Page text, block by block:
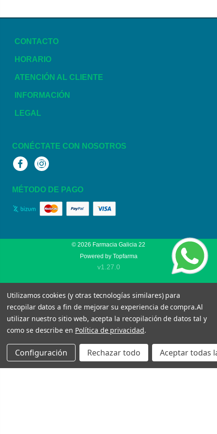
CONTACTO
HORARIO
ATENCIÓN AL CLIENTE
INFORMACIÓN
LEGAL
CONÉCTATE CON NOSOTROS
FacebookInstagram
MÉTODO DE PAGO
© 2026 Farmacia Galicia 22
Powered by Topfarma
v1.27.0
Utilizamos cookies (y otras tecnologías similares) para
recopilar datos a fin de mejorar su experiencia de compra.Al
utilizar nuestro sitio web, acepta la recopilación de datos tal y
como se describe en Política de privacidad.
Configuración Rechazar todo Aceptar todas